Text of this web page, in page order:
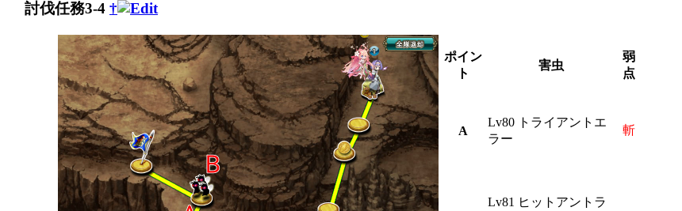
討伐任務3-4 †
ポイン
ト
害虫
弱
点
A
Lv80 トライアントエ
ラー
斬
Lv81 ヒットアントラ